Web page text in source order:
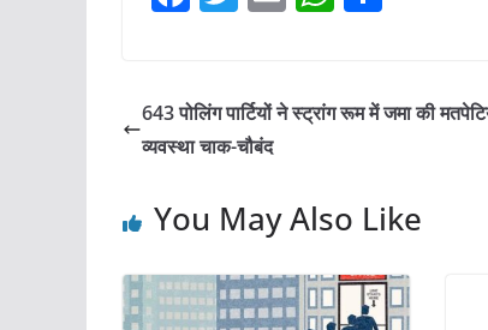
e
b
o
k
er l s
p
e
643 पोलिंग पार्टियों ने स्ट्रांग रूम में जमा की
व्यवस्था चाक-चौबंद
You May Also Like